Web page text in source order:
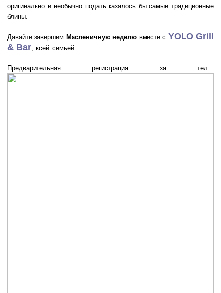
оригинально и необычно подать казалось бы самые традиционные
блины.
Давайте завершим Масленичную неделю вместе с YOLO Grill
& Bar, всей семьей
Предварительная регистрация за тел.: